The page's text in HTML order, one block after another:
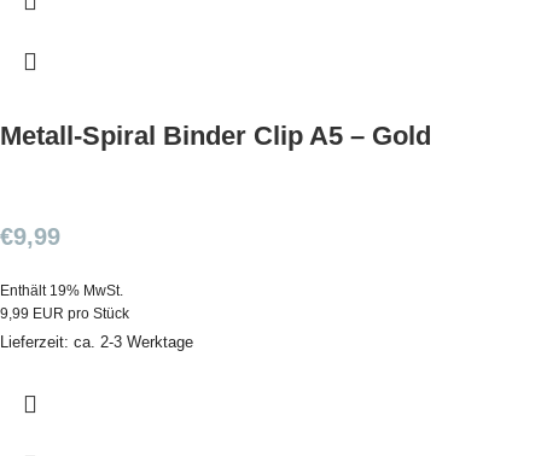
Metall-Spiral Binder Clip A5 – Gold
€9,99
Enthält 19% MwSt.
9,99 EUR pro Stück
Lieferzeit: ca. 2-3 Werktage